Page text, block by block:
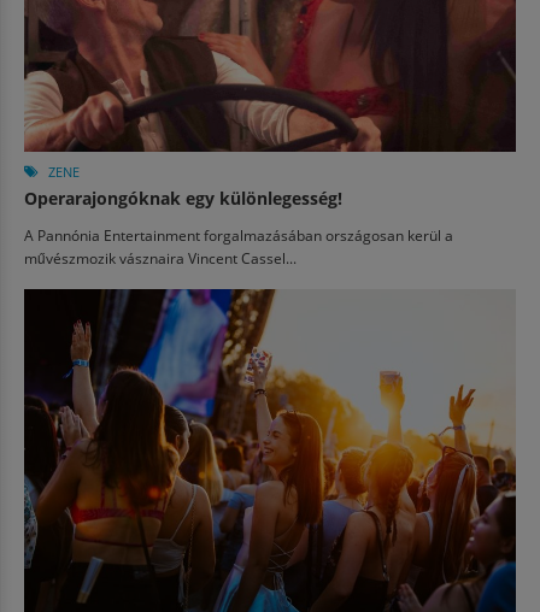
ZENE
Operarajongóknak egy különlegesség!
A Pannónia Entertainment forgalmazásában országosan kerül a
művészmozik vásznaira Vincent Cassel...